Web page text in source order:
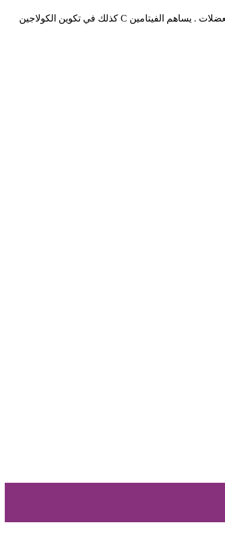
يحتوي فوريفر كالسيوم على الكالسيوم والمغنيسيوم وفيتامين D التي تساهم في الحفاظ على بنية عضلية قوية. يساعد أيضا على الحفاظ عن وظيفة العضلات . يساهم الفيتامين C كذلك في تكوين الكولاجين